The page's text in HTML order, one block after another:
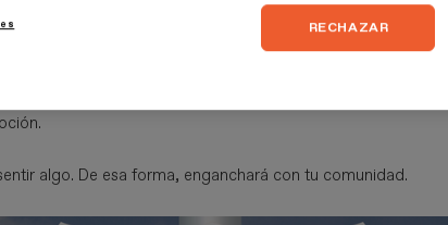
innovadores
algo. De esa forma, enganchará con tu comunidad.
RECHAZAR